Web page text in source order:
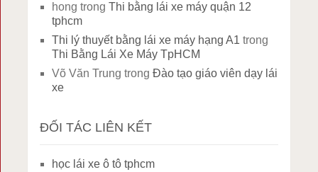
hong trongThi bằng lái xe máy quận 12
tphcm
Thi lý thuyết bằng lái xe máy hạng A1 trong
Thi Bằng Lái Xe Máy TpHCM
Võ Văn Trung trongĐào tạo giáo viên dạy lái
xe
ĐỐI TÁC LIÊN KẾT
học lái xe ô tô tphcm